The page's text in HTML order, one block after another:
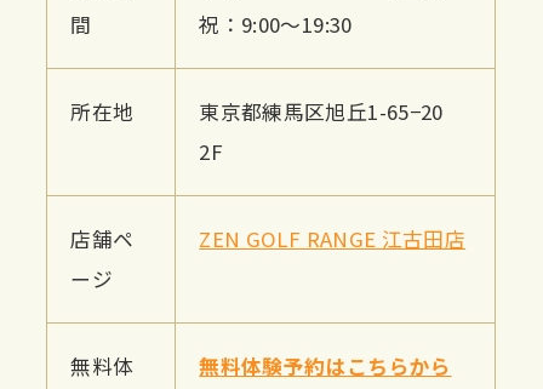
間
祝：9:00～19:30
所在地
東京都練馬区旭丘1-65−20
2F
店舗ペ
ージ
ZEN GOLF RANGE 江古田店
無料体
無料体験予約はこちらから